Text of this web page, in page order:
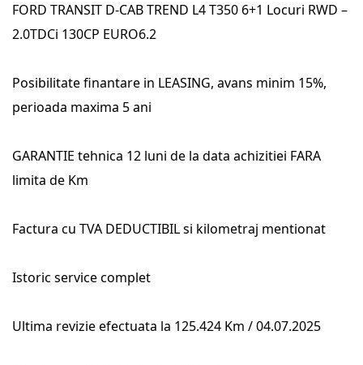
FORD TRANSIT D-CAB TREND L4 T350 6+1 Locuri RWD –
2.0TDCi 130CP EURO6.2
Posibilitate finantare in LEASING, avans minim 15%,
perioada maxima 5 ani
GARANTIE tehnica 12 luni de la data achizitiei FARA
limita de Km
Factura cu TVA DEDUCTIBIL si kilometraj mentionat
Istoric service complet
Ultima revizie efectuata la 125.424 Km / 04.07.2025